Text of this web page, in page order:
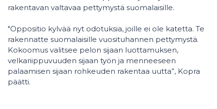
rakentavan valtavaa pettymystä suomalaisille.
"Oppositio kylvää nyt odotuksia, joille ei ole katetta. Te
rakennatte suomalaisille vuosituhannen pettymystä.
Kokoomus valitsee pelon sijaan luottamuksen,
velkariippuvuuden sijaan työn ja menneeseen
palaamisen sijaan rohkeuden rakentaa uutta”, Kopra
päätti.